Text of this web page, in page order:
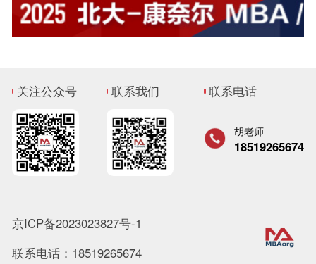
关注公众号 联系我们 联系电话
胡老师
18519265674
京ICP备2023023827号-1
联系电话：18519265674